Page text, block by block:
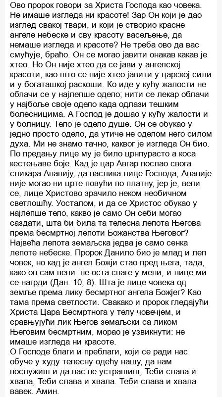
Ово пророк говори за Христа Господа као човека.
Не имаше изгледа ни красоте! Зар Он који је дао
изглед свакој твари, и који је створио красне
ангеле небеске и сву красоту васељење, да
немаше изгледа и красоте? Не треба ово да вас
смућује, браћо. Он се могао јавити онакав какав је
хтео. Но Он није хтео да се јави у ангелској
красоти, као што се није хтео јавити у царској сили
и у богаташкој раскоши. Ко иде у кућу жалости не
облачи се у најлепше одело; нити се лекар облачи
у најбоље своје одело када одлази тешким
болесницима. А Господ је дошао у кућу жалости и
у болницу. Тело је одело душе. Он се обукао у
једно просто одело, да утиче не оделом него силом
духа. Ми не знамо тачно, каквог је изгледа Он био.
По предању лице му је било црнпурасто а коса
кестењаве боје. Кад је цар Авгар послао свога
сликара Ананију, да наслика лице Господа, Ананије
није могао ни црте повући по платну, јер је, вели
се, лице Христово зрачило неком необичном
светлошћу. Уосталом, и да се Христос обукао у
најлепше тело, какво је само Он себи могао
саздати, шта би била та телесна лепота Његова
према бесмртној лепоти Божанства Његовог?
Највећа лепота земаљска једва је само сенка
лепоте небеске. Пророк Данило био је млад и леп
човек, но кад је ангел Божји стао пред њега, тада,
како он сам вели: не оста снаге у мени, и лице ми
се нагрди (Дан. 10, 8). Шта је лице човека од
земље према лику бесмртног ангела Божјег? Као
тама према светлости. Свакако и пророк гледајући
Христа Цара Бесмртнога у телу човечјем, и
сравњујући лик Његов земаљски са ликом
Његовим бесмртним, морао је узвикнути: не
имаше изгледа ни красоте.
О Господе благи и преблаги, који се ради нас
обуче у худу телесну одећу нашу, да нам
послужиш и да нас не устрашиш, Теби слава и
хвала, Теби слава и хвала. Теби слава и хвала
вавек. Амин.